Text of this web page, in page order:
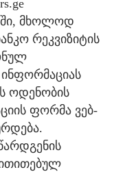
მხოლოდ
რეკვიზიტის
ოდენობის
ფორმა ვებ-